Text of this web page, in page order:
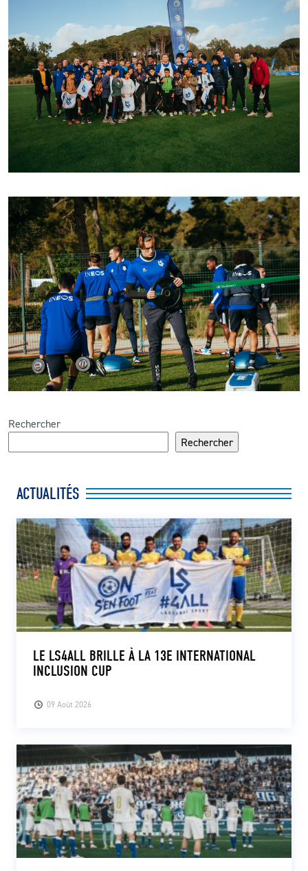
Rechercher
Rechercher
ACTUALITÉS
09 Août 2026
LE LS4ALL BRILLE À LA 13E INTERNATIONAL
INCLUSION CUP